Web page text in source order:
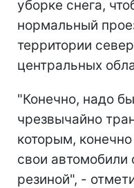
уборке снега,
нормальный
территории
центральных
"Конечно, надо
чрезвычайно
которым,
свои автомобили
резиной", -